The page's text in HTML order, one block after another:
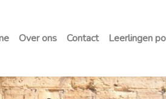
Over ons Contact Leerlingen